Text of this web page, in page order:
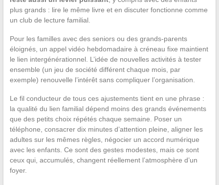
plus grands : lire le même livre et en discuter fonctionne comme
un club de lecture familial.
Pour les familles avec des seniors ou des grands-parents
éloignés, un appel vidéo hebdomadaire à créneau fixe maintient
le lien intergénérationnel. L’idée de nouvelles activités à tester
ensemble (un jeu de société différent chaque mois, par
exemple) renouvelle l’intérêt sans compliquer l’organisation.
Le fil conducteur de tous ces ajustements tient en une phrase :
la qualité du lien familial dépend moins des grands événements
que des petits choix répétés chaque semaine. Poser un
téléphone, consacrer dix minutes d’attention pleine, aligner les
adultes sur les mêmes règles, négocier un accord numérique
avec les enfants. Ce sont des gestes modestes, mais ce sont
ceux qui, accumulés, changent réellement l’atmosphère d’un
foyer.